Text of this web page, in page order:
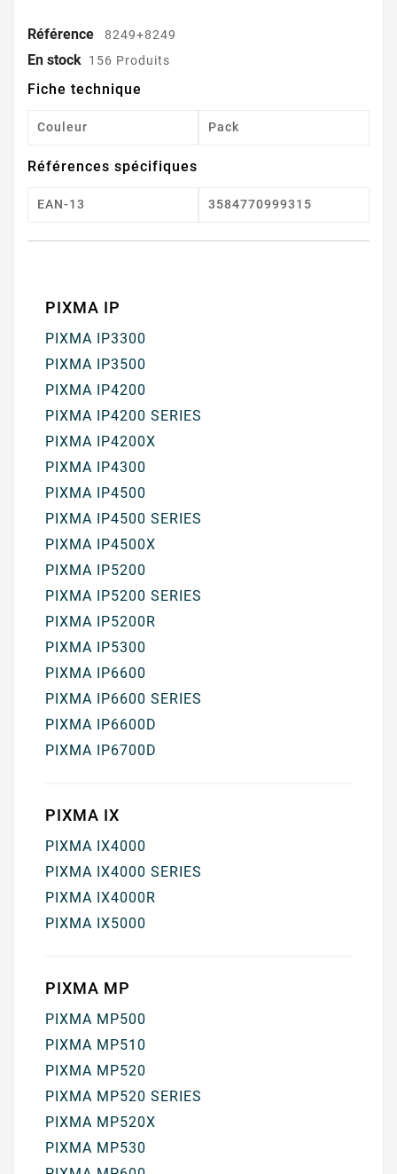
Référence 8249+8249
En stock 156 Produits
Fiche technique
Couleur Pack
Références spécifiques
EAN-13 3584770999315
PIXMA IP
PIXMA IP3300
PIXMA IP3500
PIXMA IP4200
PIXMA IP4200 SERIES
PIXMA IP4200X
PIXMA IP4300
PIXMA IP4500
PIXMA IP4500 SERIES
PIXMA IP4500X
PIXMA IP5200
PIXMA IP5200 SERIES
PIXMA IP5200R
PIXMA IP5300
PIXMA IP6600
PIXMA IP6600 SERIES
PIXMA IP6600D
PIXMA IP6700D
PIXMA IX
PIXMA IX4000
PIXMA IX4000 SERIES
PIXMA IX4000R
PIXMA IX5000
PIXMA MP
PIXMA MP500
PIXMA MP510
PIXMA MP520
PIXMA MP520 SERIES
PIXMA MP520X
PIXMA MP530